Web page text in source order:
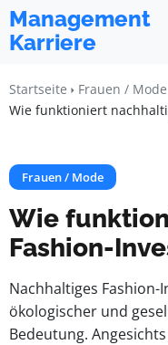
Management
Karriere
Startseite
Frauen / Mode
Wie funktioniert
Frauen / Mode
Wie
Fashion-
Nachhaltiges
ökologischer und
Bedeutung.